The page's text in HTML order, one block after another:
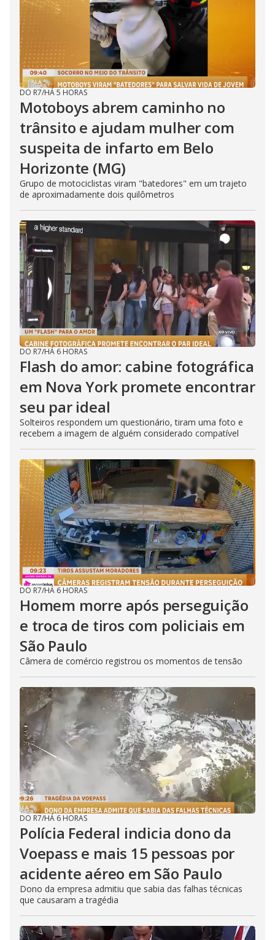
DO R7/HÁ 5 HORAS
Motoboys abrem caminho no
trânsito e ajudam mulher com
suspeita de infarto em Belo
Horizonte (MG)
Grupo de motociclistas viram "batedores" em um trajeto
de aproximadamente dois quilômetros
DO R7/HÁ 6 HORAS
Flash do amor: cabine fotográfica
em Nova York promete encontrar
seu par ideal
Solteiros respondem um questionário, tiram uma foto e
recebem a imagem de alguém considerado compatível
DO R7/HÁ 6 HORAS
Homem morre após perseguição
e troca de tiros com policiais em
São Paulo
Câmera de comércio registrou os momentos de tensão
DO R7/HÁ 6 HORAS
Polícia Federal indicia dono da
Voepass e mais 15 pessoas por
acidente aéreo em São Paulo
Dono da empresa admitiu que sabia das falhas técnicas
que causaram a tragédia